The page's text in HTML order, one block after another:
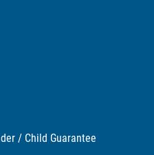
/ Child Guarantee